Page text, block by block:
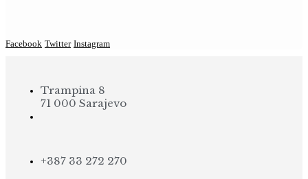
Facebook Twitter Instagram
Trampina 8
71 000 Sarajevo
+387 33 272 270